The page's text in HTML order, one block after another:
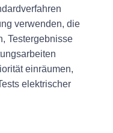
verwenden, die
Testergebnisse
einräumen,
elektrischer